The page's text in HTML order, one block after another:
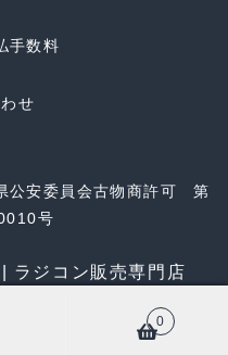
手数料
せ
公安委員会古物商許可 第
号
ラジコン販売専門店
0